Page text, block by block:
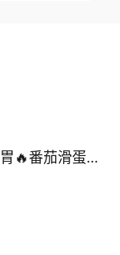
酸甜浓郁～超开胃🔥番茄滑蛋牛肉饭